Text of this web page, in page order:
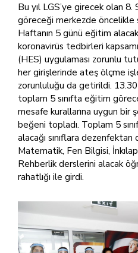
Bu yıl LGS’ye girecek olan 8.
göreceği merkezde öncelikle
Haftanın 5 günü eğitim
koronavirüs tedbirleri
(HES) uygulaması zorunlu
her girişlerinde ateş ölçme
zorunluluğu da getirildi.
toplam 5 sınıfta eğitim
mesafe kurallarına uygun bir
beğeni topladı. Toplam 5
alacağı sınıflara
Matematik, Fen Bilgisi,
Rehberlik derslerini alacak
rahatlığı ile girdi.